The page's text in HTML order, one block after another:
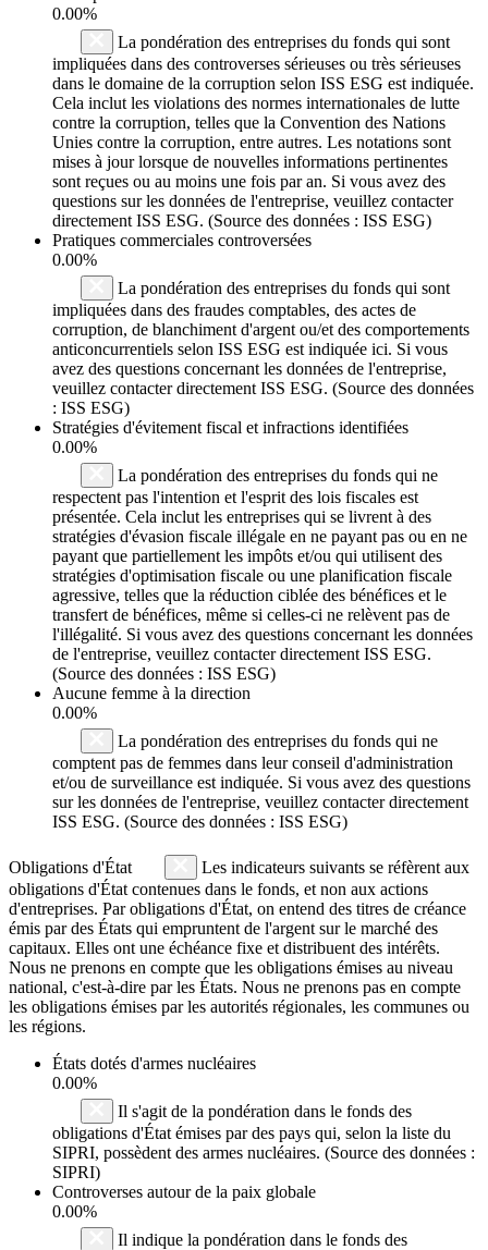
0.00%
La pondération des entreprises du fonds qui sont
impliquées dans des controverses sérieuses ou très sérieuses
dans le domaine de la corruption selon ISS ESG est indiquée.
Cela inclut les violations des normes internationales de lutte
contre la corruption, telles que la Convention des Nations
Unies contre la corruption, entre autres. Les notations sont
mises à jour lorsque de nouvelles informations pertinentes
sont reçues ou au moins une fois par an. Si vous avez des
questions sur les données de l'entreprise, veuillez contacter
directement ISS ESG. (Source des données : ISS ESG)
Pratiques commerciales controversées
0.00%
La pondération des entreprises du fonds qui sont
impliquées dans des fraudes comptables, des actes de
corruption, de blanchiment d'argent ou/et des comportements
anticoncurrentiels selon ISS ESG est indiquée ici. Si vous
avez des questions concernant les données de l'entreprise,
veuillez contacter directement ISS ESG. (Source des données
: ISS ESG)
Stratégies d'évitement fiscal et infractions identifiées
0.00%
La pondération des entreprises du fonds qui ne
respectent pas l'intention et l'esprit des lois fiscales est
présentée. Cela inclut les entreprises qui se livrent à des
stratégies d'évasion fiscale illégale en ne payant pas ou en ne
payant que partiellement les impôts et/ou qui utilisent des
stratégies d'optimisation fiscale ou une planification fiscale
agressive, telles que la réduction ciblée des bénéfices et le
transfert de bénéfices, même si celles-ci ne relèvent pas de
l'illégalité. Si vous avez des questions concernant les données
de l'entreprise, veuillez contacter directement ISS ESG.
(Source des données : ISS ESG)
Aucune femme à la direction
0.00%
La pondération des entreprises du fonds qui ne
comptent pas de femmes dans leur conseil d'administration
et/ou de surveillance est indiquée. Si vous avez des questions
sur les données de l'entreprise, veuillez contacter directement
ISS ESG. (Source des données : ISS ESG)
Obligations d'État
Les indicateurs suivants se réfèrent aux
obligations d'État contenues dans le fonds, et non aux actions
d'entreprises. Par obligations d'État, on entend des titres de créance
émis par des États qui empruntent de l'argent sur le marché des
capitaux. Elles ont une échéance fixe et distribuent des intérêts.
Nous ne prenons en compte que les obligations émises au niveau
national, c'est-à-dire par les États. Nous ne prenons pas en compte
les obligations émises par les autorités régionales, les communes ou
les régions.
États dotés d'armes nucléaires
0.00%
Il s'agit de la pondération dans le fonds des
obligations d'État émises par des pays qui, selon la liste du
SIPRI, possèdent des armes nucléaires. (Source des données :
SIPRI)
Controverses autour de la paix globale
0.00%
Il indique la pondération dans le fonds des